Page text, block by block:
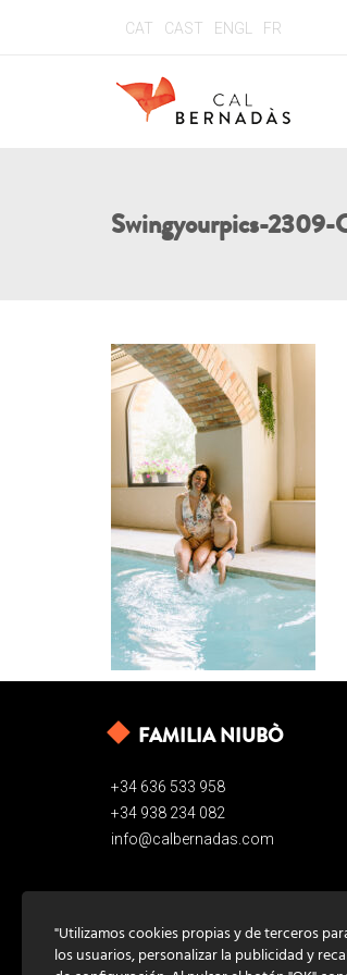
CAT CAST ENGL FR
Swingyourpics-2309-
FAMILIA NIUBÒ
+34 636 533 958
+34 938 234 082
info@calbernadas.com
"Utilizamos cookies propias y de terceros
los usuarios, personalizar la publicidad y